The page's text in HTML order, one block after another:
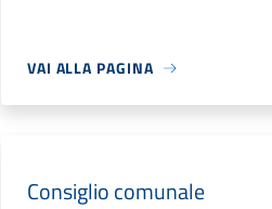
VAI ALLA PAGINA
Consiglio comunale